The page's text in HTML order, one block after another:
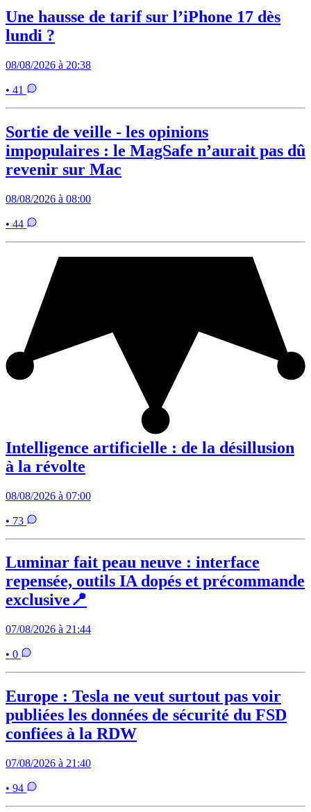
Une hausse de tarif sur l’iPhone 17 dès
lundi ?
08/08/2026 à 20:38
• 41
Sortie de veille - les opinions
impopulaires : le MagSafe n’aurait pas dû
revenir sur Mac
08/08/2026 à 08:00
• 44
Intelligence artificielle : de la désillusion
à la révolte
08/08/2026 à 07:00
• 73
Luminar fait peau neuve : interface
repensée, outils IA dopés et précommande
exclusive📍
07/08/2026 à 21:44
• 0
Europe : Tesla ne veut surtout pas voir
publiées les données de sécurité du FSD
confiées à la RDW
07/08/2026 à 21:40
• 94